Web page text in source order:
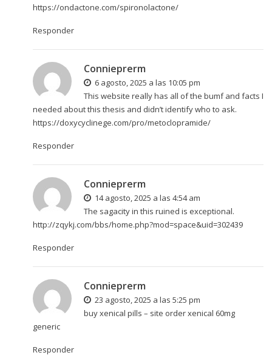
https://ondactone.com/spironolactone/
Responder
Connieprerm
6 agosto, 2025 a las 10:05 pm
This website really has all of the bumf and facts I
needed about this thesis and didn’t identify who to ask.
https://doxycyclinege.com/pro/metoclopramide/
Responder
Connieprerm
14 agosto, 2025 a las 4:54 am
The sagacity in this ruined is exceptional.
http://zqykj.com/bbs/home.php?mod=space&uid=302439
Responder
Connieprerm
23 agosto, 2025 a las 5:25 pm
buy xenical pills – site order xenical 60mg
generic
Responder